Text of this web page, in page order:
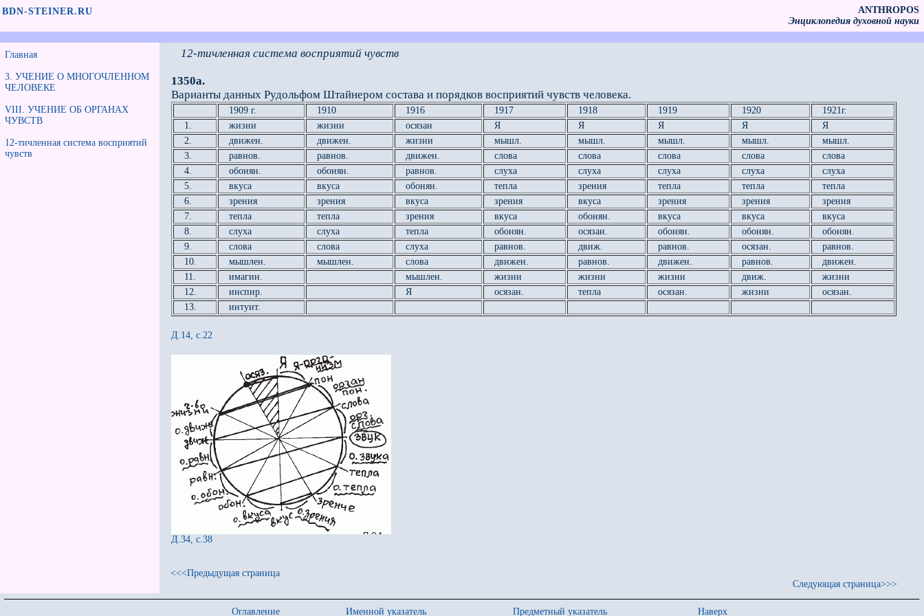
BDN-STEINER.RU
ANTHROPOS
Энциклопедия духовной науки
Главная
3. УЧЕНИЕ О МНОГОЧЛЕННОМ
ЧЕЛОВЕКЕ
VIII. УЧЕНИЕ ОБ ОРГАНАХ
ЧУВСТВ
12-тичленная система восприятий
чувств
12-тичленная система восприятий чувств
1350а.
Варианты данных Рудольфом Штайнером состава и порядков восприятий чувств человека.
1909 г. 1910 1916 1917 1918 1919 1920
1921г.
1.
жизни жизни осязан Я Я Я Я
Я
2.
движен. движен. жизни мышл. мышл. мышл. мышл.
мышл.
3.
равнов. равнов. движен. слова слова слова слова
слова
4.
обонян. обонян. равнов. слуха слуха слуха слуха
слуха
5.
вкуса вкуса обонян. тепла зрения тепла тепла
тепла
6.
зрения зрения вкуса зрения вкуса зрения зрения
зрения
7.
тепла тепла зрения вкуса обонян. вкуса вкуса
вкуса
8.
слуха слуха тепла обонян. осязан. обонян. обонян.
обонян.
9.
слова слова слуха равнов. движ. равнов. осязан.
равнов.
10.
мышлен. мышлен. слова движен. равнов. движен. равнов.
движен.
11.
имагин. мышлен. жизни жизни жизни движ.
жизни
12.
инспир. Я осязан. тепла осязан. жизни
осязан.
13.
интуит.
Д.14, с.22
Д.34, с.38
<<<Предыдущая страница
Следующая страница>>>
Оглавление Именной указатель Предметный указатель Наверх